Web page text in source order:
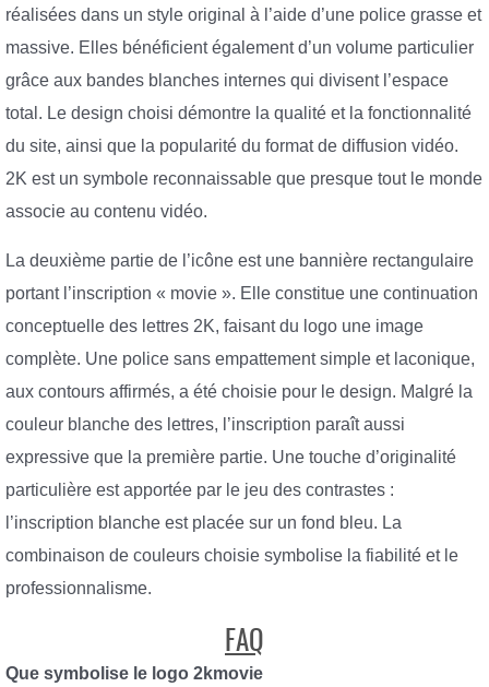
réalisées dans un style original à l’aide d’une police grasse et
massive. Elles bénéficient également d’un volume particulier
grâce aux bandes blanches internes qui divisent l’espace
total. Le design choisi démontre la qualité et la fonctionnalité
du site, ainsi que la popularité du format de diffusion vidéo.
2K est un symbole reconnaissable que presque tout le monde
associe au contenu vidéo.
La deuxième partie de l’icône est une bannière rectangulaire
portant l’inscription « movie ». Elle constitue une continuation
conceptuelle des lettres 2K, faisant du logo une image
complète. Une police sans empattement simple et laconique,
aux contours affirmés, a été choisie pour le design. Malgré la
couleur blanche des lettres, l’inscription paraît aussi
expressive que la première partie. Une touche d’originalité
particulière est apportée par le jeu des contrastes :
l’inscription blanche est placée sur un fond bleu. La
combinaison de couleurs choisie symbolise la fiabilité et le
professionnalisme.
FAQ
Que symbolise le logo 2kmovie